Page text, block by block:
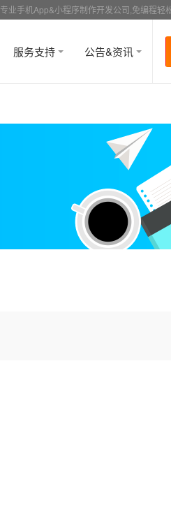
专业手机App&小程序制作开发公司,免编程轻
服务支持 公告&资讯